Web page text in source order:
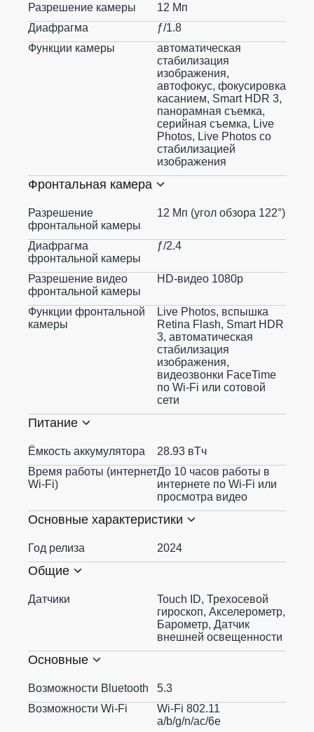
Разрешение камеры
12 Мп
Диафрагма
ƒ/1.8
Функции камеры
автоматическая
стабилизация
изображения,
автофокус, фокусировка
касанием, Smart HDR 3,
панорамная съемка,
серийная съемка, Live
Photos, Live Photos со
стабилизацией
изображения
Фронтальная камера
Разрешение
фронтальной камеры
12 Мп (угол обзора 122°)
Диафрагма
фронтальной камеры
ƒ/2.4
Разрешение видео
фронтальной камеры
HD-видео 1080p
Функции фронтальной
камеры
Live Photos, вспышка
Retina Flash, Smart HDR
3, автоматическая
стабилизация
изображения,
видеозвонки FaceTime
по Wi‑Fi или сотовой
сети
Питание
Ёмкость аккумулятора
28.93 вТч
Время работы (интернет
Wi-Fi)
До 10 часов работы в
интернете по Wi‑Fi или
просмотра видео
Основные характеристики
Год релиза 2024
Общие
Датчики
Touch ID, Трехосевой
гироскоп, Акселерометр,
Барометр, Датчик
внешней освещенности
Основные
Возможности Bluetooth
5.3
Возможности Wi-Fi
Wi-Fi 802.11
a/b/g/n/ac/6e